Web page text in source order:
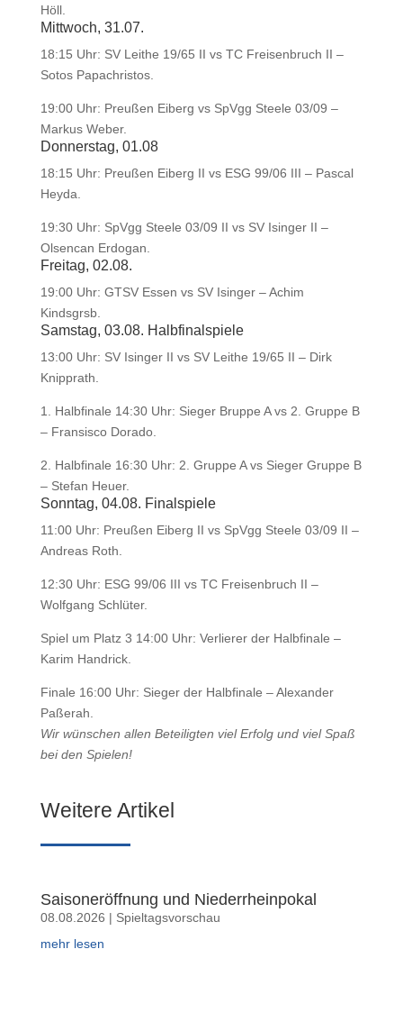
Höll.
Mittwoch, 31.07.
18:15 Uhr: SV Leithe 19/65 II vs TC Freisenbruch II –
Sotos Papachristos.
19:00 Uhr: Preußen Eiberg vs SpVgg Steele 03/09 –
Markus Weber.
Donnerstag, 01.08
18:15 Uhr: Preußen Eiberg II vs ESG 99/06 III – Pascal
Heyda.
19:30 Uhr: SpVgg Steele 03/09 II vs SV Isinger II –
Olsencan Erdogan.
Freitag, 02.08.
19:00 Uhr: GTSV Essen vs SV Isinger – Achim
Kindsgrsb.
Samstag, 03.08. Halbfinalspiele
13:00 Uhr: SV Isinger II vs SV Leithe 19/65 II – Dirk
Knipprath.
1. Halbfinale 14:30 Uhr: Sieger Bruppe A vs 2. Gruppe B
– Fransisco Dorado.
2. Halbfinale 16:30 Uhr: 2. Gruppe A vs Sieger Gruppe B
– Stefan Heuer.
Sonntag, 04.08. Finalspiele
11:00 Uhr: Preußen Eiberg II vs SpVgg Steele 03/09 II –
Andreas Roth.
12:30 Uhr: ESG 99/06 III vs TC Freisenbruch II –
Wolfgang Schlüter.
Spiel um Platz 3 14:00 Uhr: Verlierer der Halbfinale –
Karim Handrick.
Finale 16:00 Uhr: Sieger der Halbfinale – Alexander
Paßerah.
Wir wünschen allen Beteiligten viel Erfolg und viel Spaß
bei den Spielen!
Weitere Artikel
Saisoneröffnung und Niederrheinpokal
08.08.2026 | Spieltagsvorschau
mehr lesen